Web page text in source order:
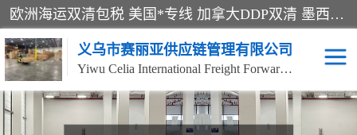
欧洲海运双清包税 美国*专线 加拿大DDP双清 墨西哥跨境空运 澳大利亚专线物流 跨境电商物流服务 国际快递到门服务 海运*渠道 一站式跨境物流解决方案 TikTok/SHEIN专线 电商平台FBA头程运输 国际铁路运输欧洲 UPS/DDHL/联邦快递跨境 美国双清到门物流 跨境*运输
义乌市赛丽亚供应链管理有限公司
Yiwu Celia International Freight Forwarding Co., Ltd